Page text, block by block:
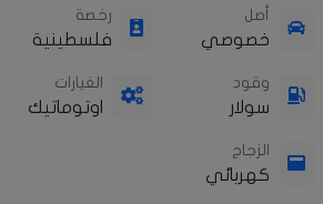
أصل
خصوصي
رخصة
فلسطينية
وقود
سولار
الغيارات
اوتوماتيك
الزجاج
كهربائي